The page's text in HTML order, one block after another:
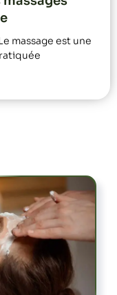
massage est une